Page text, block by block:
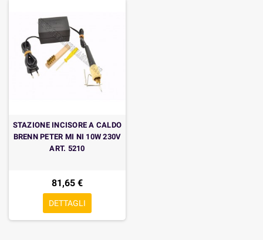
STAZIONE INCISORE A CALDO
BRENN PETER MI NI 10W 230V
ART. 5210
81,65 €
DETTAGLI